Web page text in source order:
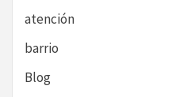
atención
barrio
Blog